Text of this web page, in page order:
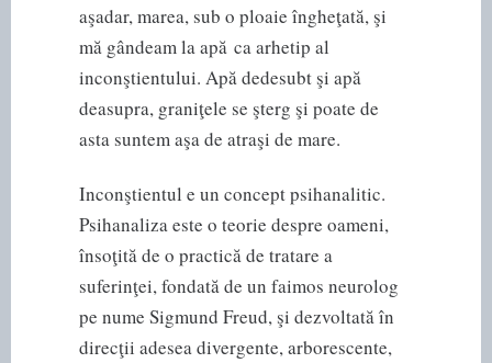
aşadar, marea, sub o ploaie îngheţată, şi
mă gândeam la apă ca arhetip al
inconştientului. Apă dedesubt şi apă
deasupra, graniţele se şterg şi poate de
asta suntem aşa de atraşi de mare.
Inconştientul e un concept psihanalitic.
Psihanaliza este o teorie despre oameni,
însoţită de o practică de tratare a
suferinţei, fondată de un faimos neurolog
pe nume Sigmund Freud, şi dezvoltată în
direcţii adesea divergente, arborescente,